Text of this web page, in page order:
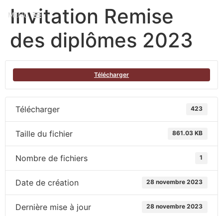
MENU
Invitation Remise
des diplômes 2023
Télécharger
Télécharger 423
Taille du fichier 861.03 KB
Nombre de fichiers 1
Date de création 28 novembre 2023
Dernière mise à jour 28 novembre 2023